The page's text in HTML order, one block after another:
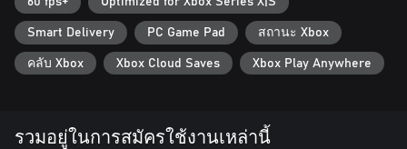
เริ่มต้นตำนานการแข่งของคุณ
จับพวงมาลัยแล้วออกเดินทางสู่การเป็นนักซิ่งผู้ยิ่งใหญ่ในโหมด
อาชีพ เล่นในซีซั่นที่มากมายไม่รู้จบ พิชิตชาเลนจ์อันหลากหลายใน
ไม่ติด นี่เป็นโอกาสที่คุณจะได้สร้างตำนานของตัวเองให้เป็นที่จดจำ
ในสนามแข่ง!
Smart Delivery PC Game Pad สถานะ Xbox
คลับ Xbox Xbox Cloud Saves Xbox Play Anywhere
รวมอยู่ในการสมัครใช้งานเหล่านี้